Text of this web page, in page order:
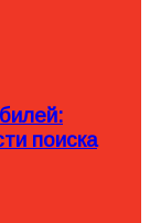
поиска